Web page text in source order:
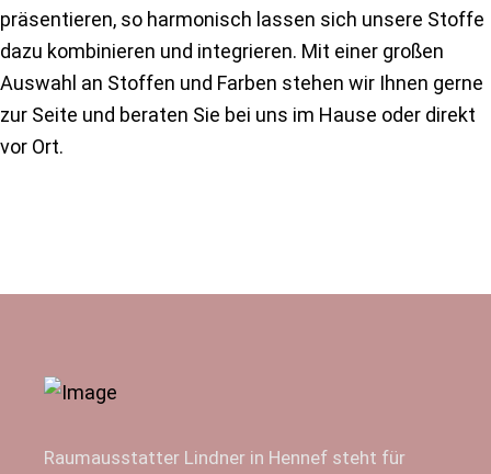
präsentieren, so harmonisch lassen sich unsere Stoffe
dazu kombinieren und integrieren. Mit einer großen
Auswahl an Stoffen und Farben stehen wir Ihnen gerne
zur Seite und beraten Sie bei uns im Hause oder direkt
vor Ort.
Raumausstatter Lindner in Hennef steht für